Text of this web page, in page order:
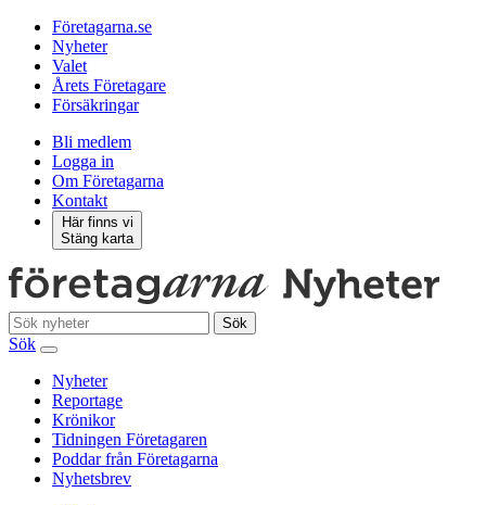
Företagarna.se
Nyheter
Valet
Årets Företagare
Försäkringar
Bli medlem
Logga in
Om Företagarna
Kontakt
Här finns vi
Stäng karta
Sök
Sök
Nyheter
Reportage
Krönikor
Tidningen Företagaren
Poddar från Företagarna
Nyhetsbrev